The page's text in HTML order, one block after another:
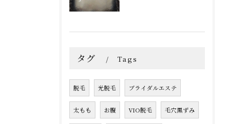
タグ Tags
脱毛 光脱毛 ブライダルエステ
太もも お腹 VIO脱毛 毛穴黒ずみ